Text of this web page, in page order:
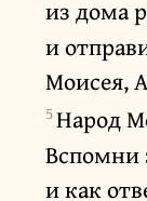
из дома
и
Моисея,
5Народ
Вспомни
и как